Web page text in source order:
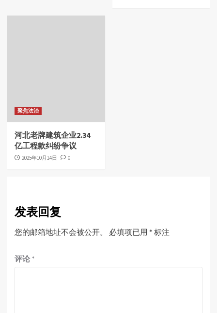
聚焦法治
河北老牌建筑企业2.34
亿工程款纠纷争议
2025年10月14日 0
发表回复
您的邮箱地址不会被公开。 必填项已用 * 标注
评论 *